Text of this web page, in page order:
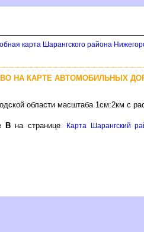
карта Шарангского района
НА КАРТЕ АВТОМОБИЛЬНЫХ
области масштаба 1см:2км с
на странице Карта Шарангский